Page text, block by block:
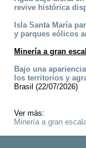
revive histórica
Isla Santa María
y parques eólicos
Minería a gran
Bajo una
los territorios y
Brasil (22/07/2026)
Ver más:
Minería a gran